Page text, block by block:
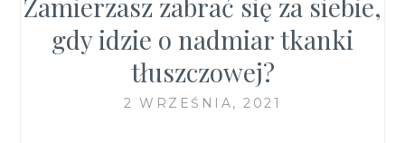
Zamierzasz zabrać się za siebie,
gdy idzie o nadmiar tkanki
tłuszczowej?
2 WRZEŚNIA, 2021